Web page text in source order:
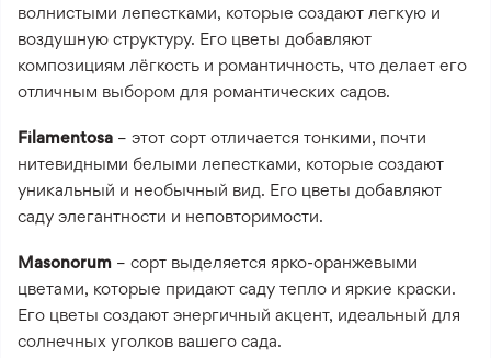
волнистыми лепестками, которые создают легкую и
воздушную структуру. Его цветы добавляют
композициям лёгкость и романтичность, что делает его
отличным выбором для романтических садов.
Filamentosa – этот сорт отличается тонкими, почти
нитевидными белыми лепестками, которые создают
уникальный и необычный вид. Его цветы добавляют
саду элегантности и неповторимости.
Masonorum – сорт выделяется ярко-оранжевыми
цветами, которые придают саду тепло и яркие краски.
Его цветы создают энергичный акцент, идеальный для
солнечных уголков вашего сада.